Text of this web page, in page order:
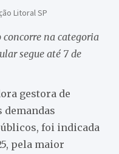
Litoral SP
concorre na categoria
segue até 7 de
gestora de
demandas
foi indicada
pela maior